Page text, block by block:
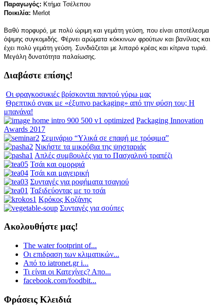
Παραγωγός: Κτήμα Τσέλεπου
Ποικιλία: Merlot
Βαθύ πορφυρό, με πολύ ώριμη και γεμάτη γεύση, που είναι αποτέλεσμα
όψιμης συγκομιδής. Φέρνει αρώματα κόκκινων φρούτων και βανίλιας και
έχει πολύ γεμάτη γεύση. Συνδιάζεται με λιπαρό κρέας και κίτρινα τυριά.
Μεγάλη δυνατότητα παλαίωσης.
Διαβάστε επίσης!
Οι φραγκοσυκιές βρίσκονται παντού γύρω μας
Θρεπτικό σνακ με «έξυπνο packaging» από την φύση του; Η
μπανάνα!
Packaging Innovation
Awards 2017
Σεμινάριο “Υλικά σε επαφή με τρόφιμα”
Νικήστε τα μικρόβια της ψησταριάς
Απλές συμβουλές για το Πασχαλινό τραπέζι
Τσάι και ομορφιά
Τσάι και μαγειρική
Συνταγές για ροφήματα τσαγιού
Ταξιδεύοντας με το τσάι
Κρόκος Κοζάνης
Συνταγές για σούπες
Ακολουθήστε μας!
The water footprint of...
Οι επιδραση των κλιματικών...
Από το iatronet.gr i...
Τι είναι οι Κατεχίνες? Απο...
facebook.com/foodbit...
Φράσεις Κλειδιά